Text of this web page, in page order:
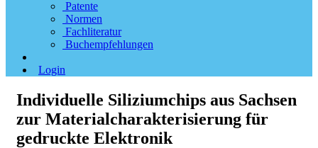
Patente
Normen
Fachliteratur
Buchempfehlungen
Login
Individuelle Siliziumchips aus Sachsen
zur Materialcharakterisierung für
gedruckte Elektronik